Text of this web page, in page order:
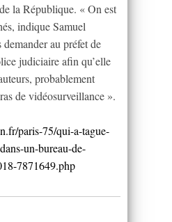
la République. « On est
indique Samuel
au préfet de
judiciaire afin qu’elle
probablement
de vidéosurveillance ».
paris-75/qui-a-tague-
un-bureau-de-
7871649.php